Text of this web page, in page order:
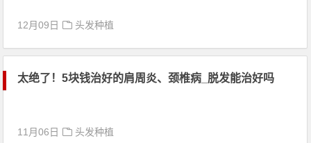
12月09日 头发种植
太绝了！5块钱治好的肩周炎、颈椎病_脱发能治好吗
11月06日 头发种植